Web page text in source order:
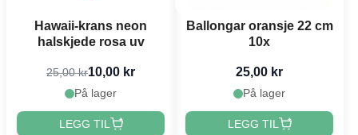
Hawaii-krans neon
halskjede rosa uv
25,00 kr10,00 kr
På lager
LEGG TIL
Ballongar oransje 22 cm
10x
25,00 kr
På lager
LEGG TIL